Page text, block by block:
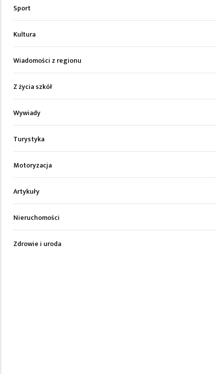
Sport
Kultura
Wiadomości z regionu
Z życia szkół
Wywiady
Turystyka
Motoryzacja
Artykuły
Nieruchomości
Zdrowie i uroda